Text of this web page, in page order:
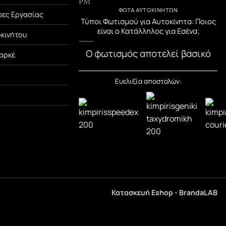
Εργασίας
ΦΏΤΑ ΑΥΤΟΚΙΝΉΤΩΝ
Τύποι Φωτισμού για Αυτοκίνητα: Ποιος
είναι ο Κατάλληλος για Εσένα;
Ο φωτισμός αποτελεί βασικό
στοιχείο ασφάλειας στο
αυτοκίνητο. Εκτός από την
ορατότητα, [...]
PPF! Η Αόρατη
σου.
PPF; Η PPF
Film) είναι μια
[...]
Ευελιξία αποστολών:
Κατασκευή Eshop - BrandaLAB